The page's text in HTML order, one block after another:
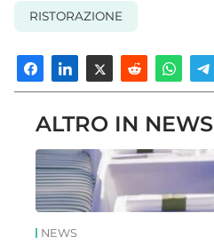
RISTORAZIONE
ALTRO IN NEWS
NEWS